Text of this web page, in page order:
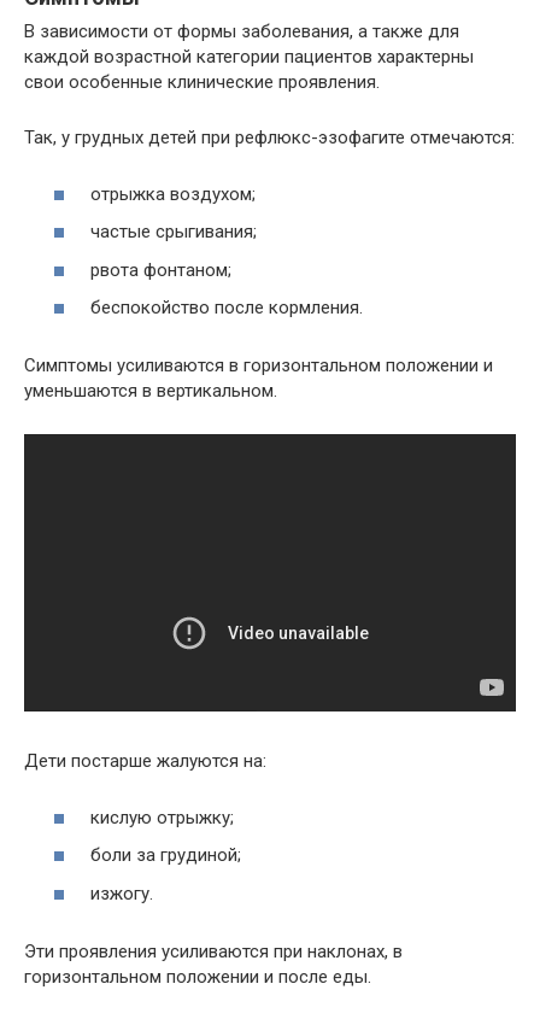
В зависимости от формы заболевания, а также для
каждой возрастной категории пациентов характерны
свои особенные клинические проявления.
Так, у грудных детей при рефлюкс-эзофагите отмечаются:
отрыжка воздухом;
частые срыгивания;
рвота фонтаном;
беспокойство после кормления.
Симптомы усиливаются в горизонтальном положении и
уменьшаются в вертикальном.
Дети постарше жалуются на:
кислую отрыжку;
боли за грудиной;
изжогу.
Эти проявления усиливаются при наклонах, в
горизонтальном положении и после еды.